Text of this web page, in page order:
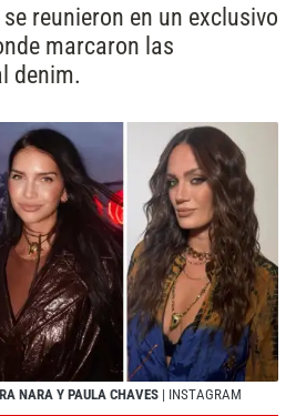
reunieron en un exclusivo
marcaron las
denim.
NARA Y PAULA CHAVES | INSTAGRAM